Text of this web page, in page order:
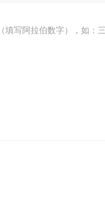
填写阿拉伯数字），如：